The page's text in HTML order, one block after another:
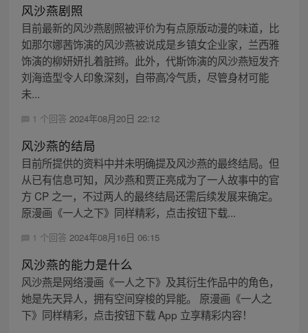
风沙燕剧照
目前最新的风沙燕剧照被评价为有点原版动漫的味道，比
如那尔娜茜饰演的风沙燕被说成是乡镇女企业家，兰西雅
饰演的柳妍妍扎着脏辫。此外，代斯饰演的风沙燕短发齐
刘海造型令人印象深刻，自带高冷气质，尽管身材可能
未...
1 个回答 2024年08月20日 22:12
风沙燕的结局
目前所提供的资料中并未明确提及风沙燕的最终结局。但
从已有信息可知，风沙燕和贾正亮成为了一人故事中的官
方 CP 之一，不过两人的最终结局还需后续发展来确定。
原漫画《一人之下》同样精彩，点击按钮下载...
1 个回答 2024年08月16日 06:15
风沙燕的能力是什么
风沙燕是网络漫画《一人之下》及其衍生作品中的角色，
她是先天异人，拥有空间穿梭的异能。 原漫画《一人之
下》同样精彩，点击按钮下载 App 立享精彩内容！